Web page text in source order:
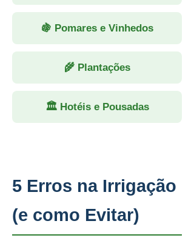
🍇 Pomares e Vinhedos
🌾 Plantações
🏛 Hotéis e Pousadas
5 Erros na Irrigação
(e como Evitar)